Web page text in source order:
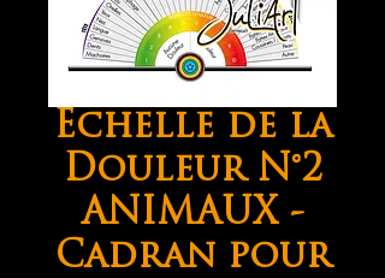
Echelle de la
Douleur N°2
ANIMAUX -
Cadran pour